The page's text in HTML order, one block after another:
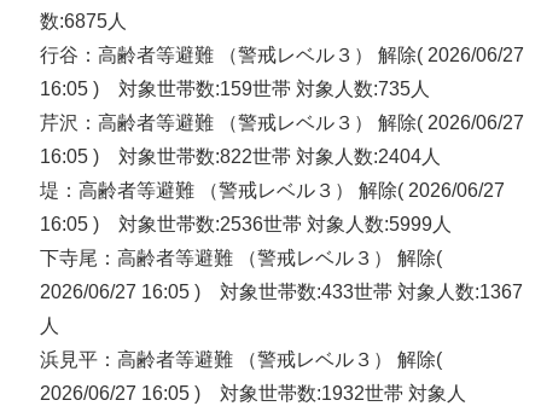
数:6875人
行谷：高齢者等避難 （警戒レベル３） 解除( 2026/06/27
16:05 ) 対象世帯数:159世帯 対象人数:735人
芹沢：高齢者等避難 （警戒レベル３） 解除( 2026/06/27
16:05 ) 対象世帯数:822世帯 対象人数:2404人
堤：高齢者等避難 （警戒レベル３） 解除( 2026/06/27
16:05 ) 対象世帯数:2536世帯 対象人数:5999人
下寺尾：高齢者等避難 （警戒レベル３） 解除(
2026/06/27 16:05 ) 対象世帯数:433世帯 対象人数:1367
人
浜見平：高齢者等避難 （警戒レベル３） 解除(
2026/06/27 16:05 ) 対象世帯数:1932世帯 対象人